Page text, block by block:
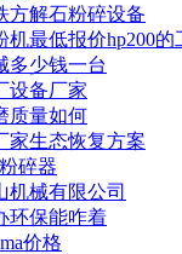
方解石粉碎设备
机最低报价hp200的
多少钱一台
设备厂家
质量如何
家生态恢复方案
碎器
机械有限公司
环保能咋着
价格